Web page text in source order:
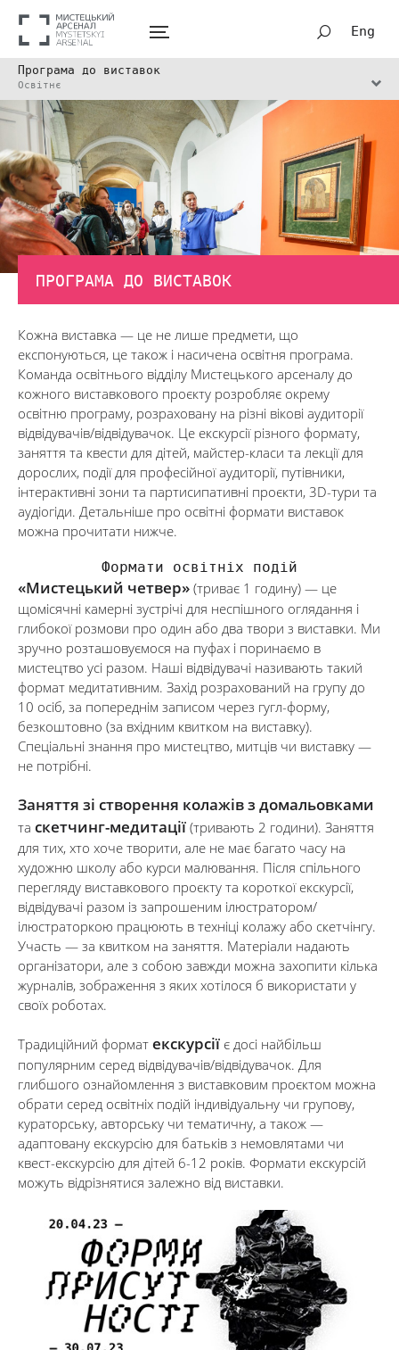
Eng
Програма до виставок
Освітнє
ПРОГРАМА ДО ВИСТАВОК
Кожна виставка — це не лише предмети, що
експонуються, це також і насичена освітня програма.
Команда освітнього відділу Мистецького арсеналу до
кожного виставкового проєкту розробляє окрему
освітню програму, розраховану на різні вікові аудиторії
відвідувачів/відвідувачок. Це екскурсії різного формату,
заняття та квести для дітей, майстер-класи та лекції для
дорослих, події для професійної аудиторії, путівники,
інтерактивні зони та партисипативні проєкти, 3D-тури та
аудіогіди. Детальніше про освітні формати виставок
можна прочитати нижче.
Формати освітніх подій
«Мистецький четвер» (триває 1 годину) — це
щомісячні камерні зустрічі для неспішного оглядання і
глибокої розмови про один або два твори з виставки. Ми
зручно розташовуємося на пуфах і поринаємо в
мистецтво усі разом. Наші відвідувачі називають такий
формат медитативним. Захід розрахований на групу до
10 осіб, за попереднім записом через гугл-форму,
безкоштовно (за вхідним квитком на виставку).
Спеціальні знання про мистецтво, митців чи виставку —
не потрібні.
Заняття зі створення колажів з домальовками
та скетчинг-медитації (тривають 2 години). Заняття
для тих, хто хоче творити, але не має багато часу на
художню школу або курси малювання. Після спільного
перегляду виставкового проєкту та короткої екскурсії,
відвідувачі разом із запрошеним ілюстратором/
ілюстраторкою працюють в техніці колажу або скетчінгу.
Участь — за квитком на заняття. Матеріали надають
організатори, але з собою завжди можна захопити кілька
журналів, зображення з яких хотілося б використати у
своїх роботах.
Традиційний формат екскурсії є досі найбільш
популярним серед відвідувачів/відвідувачок. Для
глибшого ознайомлення з виставковим проєктом можна
обрати серед освітніх подій індивідуальну чи групову,
кураторську, авторську чи тематичну, а також —
адаптовану екскурсію для батьків з немовлятами чи
квест-екскурсію для дітей 6-12 років. Формати екскурсій
можуть відрізнятися залежно від виставки.